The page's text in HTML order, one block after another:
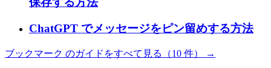
ChatGPT でメッセージをピン留めする方法
ブックマーク のガイドをすべて見る（10 件） →